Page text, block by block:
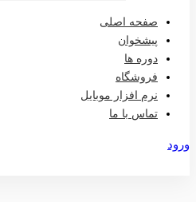
صفحه اصلی
پیشخوان
دوره ها
فروشگاه
نرم افزار موبایل
تماس با ما
ورود